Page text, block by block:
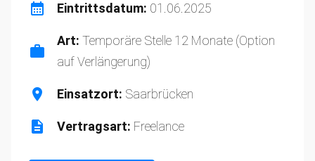
Eintrittsdatum: 01.06.2025
Art: Temporäre Stelle 12 Monate (Option
auf Verlängerung)
Einsatzort: Saarbrücken
Vertragsart: Freelance